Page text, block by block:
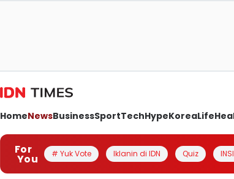
HomeNewsBusinessSportTechHypeKoreaLife
For
You # Yuk Vote Iklanin di IDN Quiz